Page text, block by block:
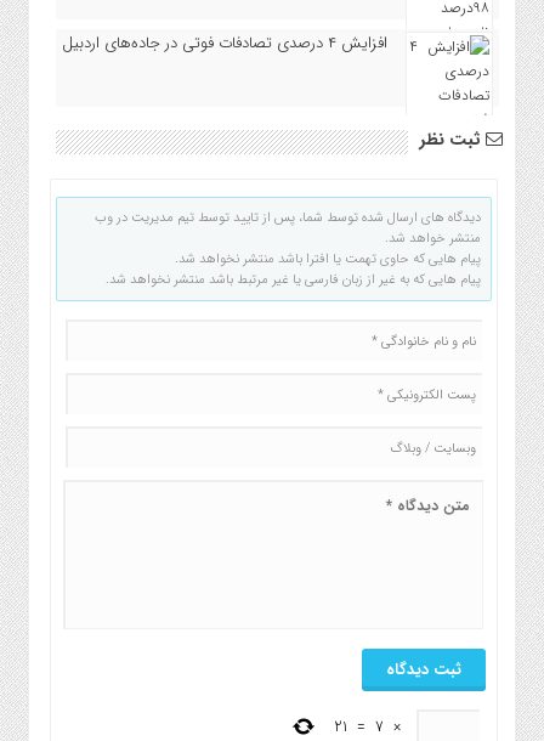
افزایش ۴ درصدی تصادفات فوتی در جاده‌های اردبیل
ثبت نظر
دیدگاه های ارسال شده توسط شما، پس از تایید توسط تیم مدیریت در وب
منتشر خواهد شد.
پیام هایی که حاوی تهمت یا افترا باشد منتشر نخواهد شد.
پیام هایی که به غیر از زبان فارسی یا غیر مرتبط باشد منتشر نخواهد شد.
×
7
=
21